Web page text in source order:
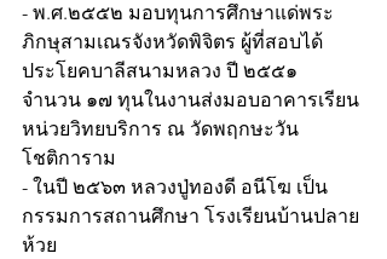
- พ.ศ.๒๕๕๒ มอบทุนการศึกษาแด่พระ
ภิกษุสามเณรจังหวัดพิจิตร ผู้ที่สอบได้
ประโยคบาลีสนามหลวง ปี ๒๕๕๑
จำนวน ๑๗ ทุนในงานส่งมอบอาคารเรียน
หน่วยวิทยบริการ ณ วัดพฤกษะวัน
โชติการาม
- ในปี ๒๕๖๓ หลวงปู่ทองดี อนีโฆ เป็น
กรรมการสถานศึกษา โรงเรียนบ้านปลาย
ห้วย